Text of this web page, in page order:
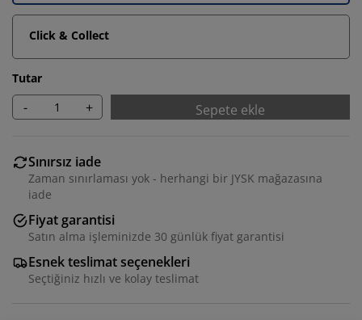
Click & Collect
Tutar
- + Sepete ekle
Sınırsız iade
Zaman sınırlaması yok - herhangi bir JYSK mağazasına
iade
Fiyat garantisi
Satın alma işleminizde 30 günlük fiyat garantisi
Esnek teslimat seçenekleri
Seçtiğiniz hızlı ve kolay teslimat